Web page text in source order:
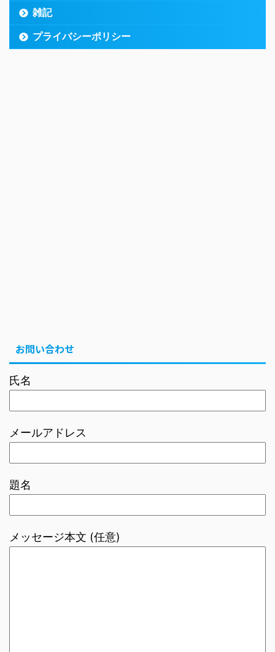
雑記
プライバシーポリシー
お問い合わせ
氏名
メールアドレス
題名
メッセージ本文 (任意)